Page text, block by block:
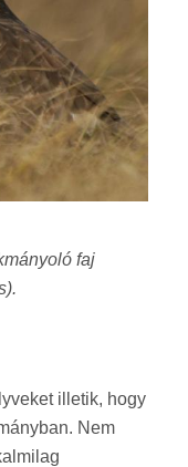
faj
illetik, hogy
Nem